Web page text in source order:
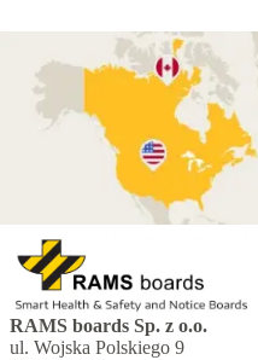
RAMS boards Sp. z o.o.
ul. Wojska Polskiego 9